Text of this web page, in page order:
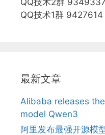
QQ技术1群 9427614
最新文章
Alibaba releases
model Qwen3
阿里发布最强开源模